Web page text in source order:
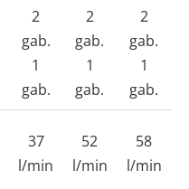
2
gab.
1
gab.
2
gab.
1
gab.
2
gab.
1
gab.
37
l/min
52
l/min
58
l/min